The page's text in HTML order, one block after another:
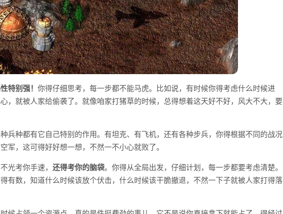
特别强！ 你得仔细思考，每一步都不能马虎。比如说，有时候你得考虑什么时候进
，就被人家给偷袭了。就像咱家打猪草的时候，总得想着这天好不好，风大不大，要
兵种都有它自己特别的作用。有坦克、有飞机，还有各种步兵，你得根据不同的战况
军，这可得好好想一想，不然一不小心就败了。
光考你手速， 还得考你的脑袋。你得从全局出发，仔细计划，每一步都要考虑清楚。
有数，知道什么时候该放个伏击，什么时候该干脆撤退，不然一下子就被人家打得落